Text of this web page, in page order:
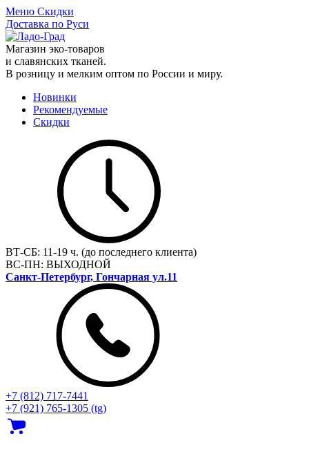
Меню Скидки
Доставка по Руси
Магазин эко-товаров
и славянских тканей.
В розницу и мелким оптом по России и миру.
Новинки
Рекомендуемые
Скидки
ВТ-СБ: 11-19 ч. (до последнего клиента)
ВС-ПН: ВЫХОДНОЙ
Санкт-Петербург, Гончарная ул.11
+7 (812) 717‑7441
+7 (921) 765-1305 (tg)